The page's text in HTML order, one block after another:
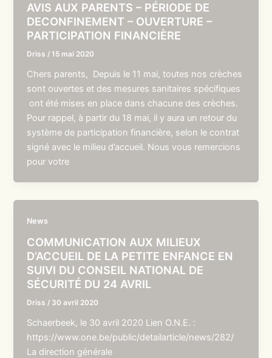
AVIS AUX PARENTS – PÉRIODE DE
DECONFINEMENT – OUVERTURE –
PARTICIPATION FINANCIÈRE
Driss /15 mai 2020
Chers parents, Depuis le 11 mai, toutes nos crèches
sont ouvertes et des mesures sanitaires spécifiques
ont été mises en place dans chacune des crèches.
Pour rappel, à partir du 18 mai, il y aura un retour du
système de participation financière, selon le contrat
signé avec le milieu d’accueil. Nous vous remercions
pour votre
News
COMMUNICATION AUX MILIEUX
D’ACCUEIL DE LA PETITE ENFANCE EN
SUIVI DU CONSEIL NATIONAL DE
SÉCURITÉ DU 24 AVRIL
Driss / 30 avril 2020
Schaerbeek, le 30 avril 2020 Lien O.N.E. :
https://www.one.be/public/detailarticle/news/282/
La direction générale